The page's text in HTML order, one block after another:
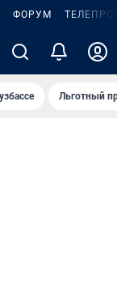
ФОРУМ
Льготный